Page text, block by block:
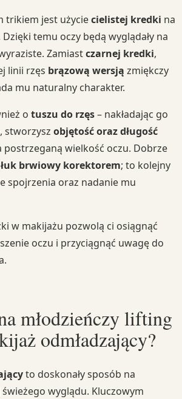
trikiem jest użyciecielistej kredki na
temu oczy będą wyglądały na
Zamiastczarnej kredki,
linii rzęs brązową wersją zmiękczy
mu naturalny charakter.
o tuszu do rzęs– nakładając go
stworzysz objętość oraz długość
postrzeganą wielkość oczu. Dobrze
łuk brwiowy korektorem; to kolejny
spojrzenia oraz nadanie mu
w makijażu pozwolą ci osiągnąć
oczu i przyciągnąć uwagę do
młodzieńczy lifting
odmładzający?
to doskonały sposób na
wyglądu. Kluczowym